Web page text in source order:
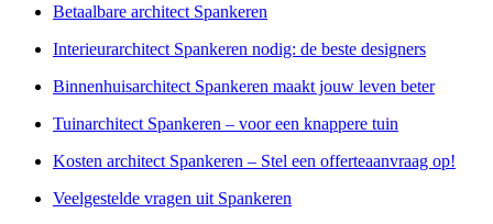
Betaalbare architect Spankeren
Interieurarchitect Spankeren nodig: de beste designers
Binnenhuisarchitect Spankeren maakt jouw leven beter
Tuinarchitect Spankeren – voor een knappere tuin
Kosten architect Spankeren – Stel een offerteaanvraag op!
Veelgestelde vragen uit Spankeren